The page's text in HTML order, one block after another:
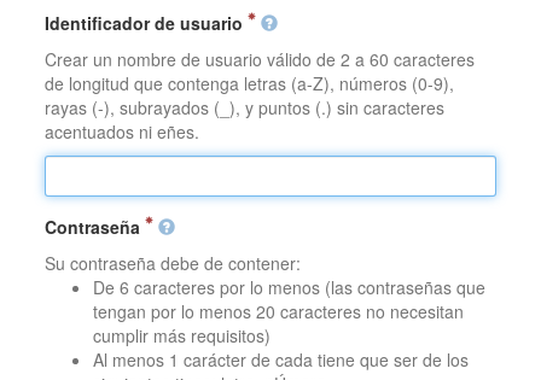
Identificador de usuario
Crear un nombre de usuario válido de 2 a 60 caracteres
de longitud que contenga letras (a-Z), números (0-9),
rayas (-), subrayados (_), y puntos (.) sin caracteres
acentuados ni eñes.
Contraseña
Su contraseña debe de contener:
De 6 caracteres por lo menos (las contraseñas que
tengan por lo menos 20 caracteres no necesitan
cumplir más requisitos)
Al menos 1 carácter de cada tiene que ser de los